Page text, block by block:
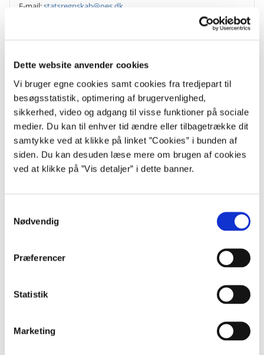
Dette website anvender cookies
Vi bruger egne cookies samt cookies fra tredjepart til
besøgsstatistik, optimering af brugervenlighed,
sikkerhed, video og adgang til visse funktioner på sociale
medier. Du kan til enhver tid ændre eller tilbagetrække dit
samtykke ved at klikke på linket ”Cookies” i bunden af
siden. Du kan desuden læse mere om brugen af cookies
ved at klikke på ”Vis detaljer” i dette banner.
Nødvendig
Præferencer
Statistik
Marketing
E-mail:statsregnskab@oes.dk
Økonomisk Administrativ Vejledning
ØAV er en samling af alle Finansministeriets bevillings- og
regnskabsregler samt Statens kontoplan.
Henvisninger
Vejledninger på regnskabs- og økonomiområdet